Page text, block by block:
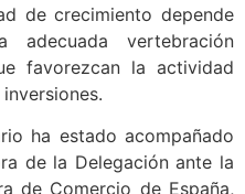
de crecimiento depende
vertebración
favorezcan la actividad
ha estado acompañado
de la Delegación ante la
de Comercio de España,